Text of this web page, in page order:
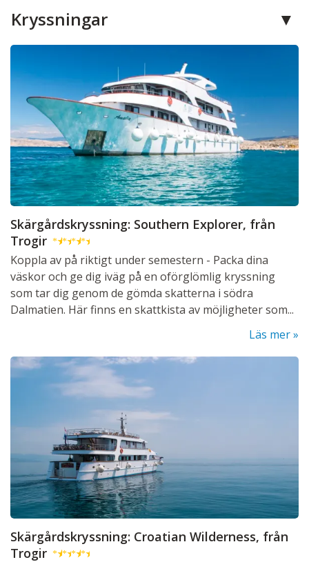
Kryssningar
Skärgårdskryssning: Southern Explorer, från
Trogir
★★★★
Koppla av på riktigt under semestern - Packa dina
väskor och ge dig iväg på en oförglömlig kryssning
som tar dig genom de gömda skatterna i södra
Dalmatien. Här finns en skattkista av möjligheter som...
Läs mer
Skärgårdskryssning: Croatian Wilderness, från
Trogir
★★★★